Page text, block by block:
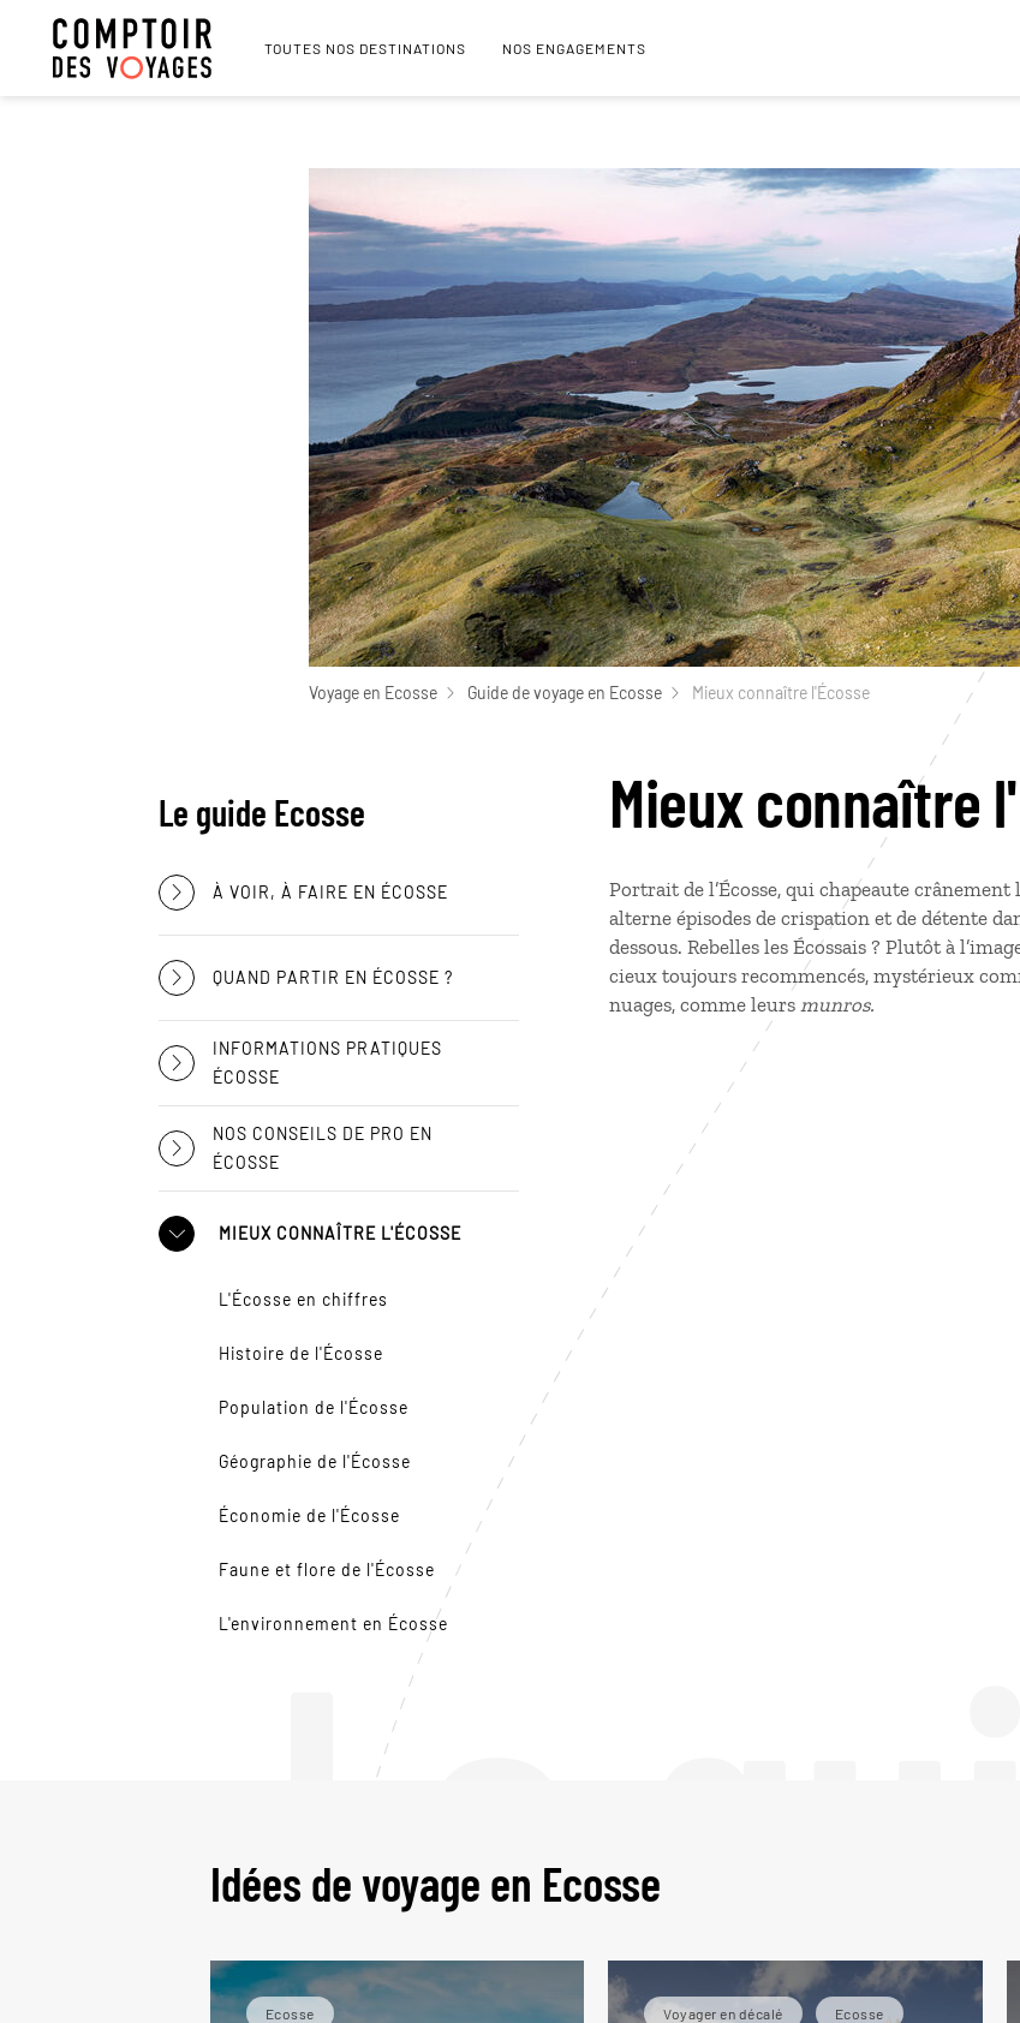
TOUTES NOS DESTINATIONS NOS ENGAGEMENTS
Voyage en Ecosse Guide de voyage en Ecosse Mieux connaître l'Écosse
Le
Le guide Ecosse
À VOIR, À FAIRE EN ÉCOSSE
QUAND PARTIR EN ÉCOSSE ?
INFORMATIONS PRATIQUES
ÉCOSSE
NOS CONSEILS DE PRO EN
ÉCOSSE
MIEUX CONNAÎTRE L'ÉCOSSE
L'Écosse en chiffres
Histoire de l'Écosse
Population de l'Écosse
Géographie de l'Écosse
Économie de l'Écosse
Faune et flore de l'Écosse
L'environnement en Écosse
Mieux connaître
Portrait de l’Écosse, qui chapeaute
alterne épisodes de crispation et de détente
dessous. Rebelles les Écossais ? Plutôt à
cieux toujours recommencés, mystérieux
nuages, comme leurs munros.
Idées de voyage en Ecosse
Ecosse Voyager en décalé Ecosse